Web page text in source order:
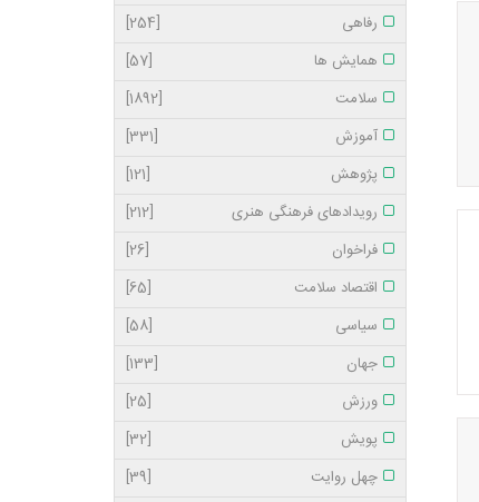
رفاهی
[254]
همایش ها
[57]
سلامت
[1892]
آموزش
[331]
پژوهش
[121]
رویدادهای فرهنگی هنری
[212]
فراخوان
[26]
اقتصاد سلامت
[65]
سیاسی
[58]
جهان
[133]
ورزش
[25]
پویش
[32]
چهل روایت
[39]